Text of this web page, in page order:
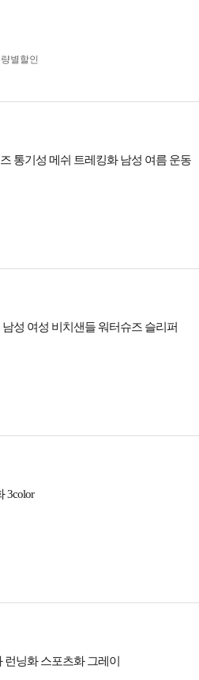
별할인
통기성 메쉬 트레킹화 남성 여름 운동
성 여성 비치샌들 워터슈즈 슬리퍼
3color
닝화 스포츠화 그레이